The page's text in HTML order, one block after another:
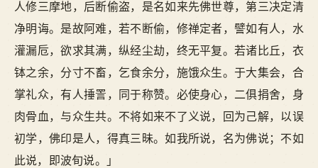
人修三摩地，后断偷盗，是名如来先佛世尊，第三决定清
净明诲。是故阿难，若不断偷，修禅定者，譬如有人，水
灌漏卮，欲求其满，纵经尘劫，终无平复。若诸比丘，衣
钵之余，分寸不畜，乞食余分，施饿众生。于大集会，合
掌礼众，有人捶詈，同于称赞。必使身心，二俱捐舍，身
肉骨血，与众生共。不将如来不了义说，回为己解，以误
初学，佛印是人，得真三昧。如我所说，名为佛说；不如
此说，即波旬说。」